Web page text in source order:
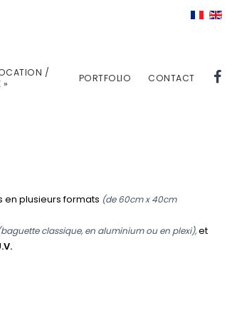
/
»
PORTFOLIO CONTACT
en plusieurs formats (de 60cm x 40cm
classique, en aluminium ou en plexi),et